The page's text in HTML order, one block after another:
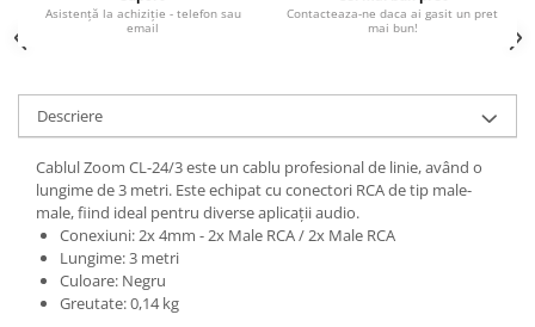
Asistență la achiziție - telefon sau
email
Contacteaza-ne daca ai gasit un pret
mai bun!
Descriere
Cablul Zoom CL-24/3 este un cablu profesional de linie, având o
lungime de 3 metri. Este echipat cu conectori RCA de tip male-
male, fiind ideal pentru diverse aplicații audio.
Conexiuni: 2x 4mm - 2x Male RCA / 2x Male RCA
Lungime: 3 metri
Culoare: Negru
Greutate: 0,14 kg